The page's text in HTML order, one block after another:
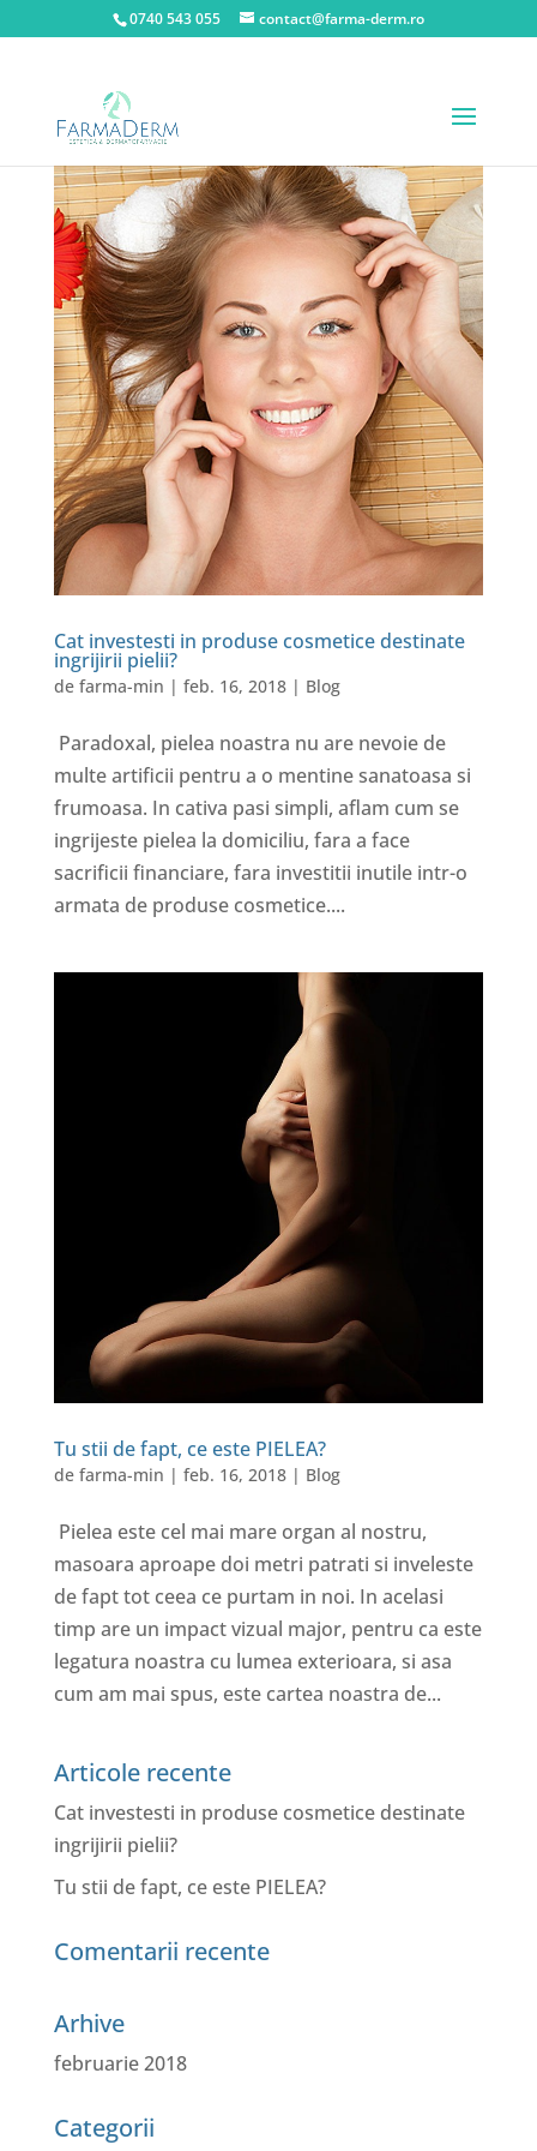
0740 543 055 contact@farma-derm.ro
Cat investesti in produse cosmetice destinate
ingrijirii pielii?
de farma-min | feb. 16, 2018| Blog
Paradoxal, pielea noastra nu are nevoie de
multe artificii pentru a o mentine sanatoasa si
frumoasa. In cativa pasi simpli, aflam cum se
ingrijeste pielea la domiciliu, fara a face
sacrificii financiare, fara investitii inutile intr-o
armata de produse cosmetice....
Tu stii de fapt, ce este PIELEA?
de farma-min | feb. 16, 2018| Blog
Pielea este cel mai mare organ al nostru,
masoara aproape doi metri patrati si inveleste
de fapt tot ceea ce purtam in noi. In acelasi
timp are un impact vizual major, pentru ca este
legatura noastra cu lumea exterioara, si asa
cum am mai spus, este cartea noastra de...
Articole recente
Cat investesti in produse cosmetice destinate
ingrijirii pielii?
Tu stii de fapt, ce este PIELEA?
Comentarii recente
Arhive
februarie 2018
Categorii